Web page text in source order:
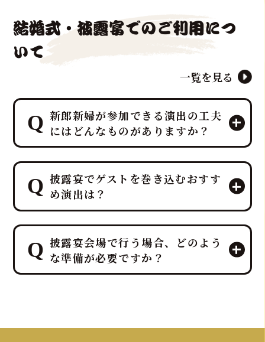
結婚式・披露宴でのご利用につ
いて
一覧を見る
新郎新婦が参加できる演出の工夫
にはどんなものがありますか？
マグロ解体ショーのパイオニア「鮪達
人」は、「幸せを呼ぶ魚」マグロを最
大限に活かし、マグロ入刀式や「愛の
マグロバイト」などの特別なゲスト参
加型演出を、ホテルレベルのプロの演
出力とノウハウで司会者・プランナー
と連携し、お二人の門出を完璧にサポ
ートします。
披露宴でゲストを巻き込むおすす
め演出は？
鮪達人では、40kg以上の生マグロの入
刀や記念撮影タイムなど、ゲスト参加
型の贅沢でエンターテイメント性の高
いサプライズ演出を、ホテルレベルの
披露宴会場で行う場合、どのよう
な準備が必要ですか？